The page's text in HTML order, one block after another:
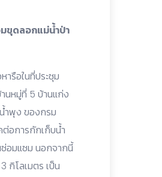
ขุดลอกแม่น้ำป่า
รือในที่ประชุม
นหมู่ที่ 5 บ้านแก่ง
ำพุง ของกรม
ต่อการกักเก็บน้ำ
อมแซม นอกจากนี้
กิโลเมตร เป็น